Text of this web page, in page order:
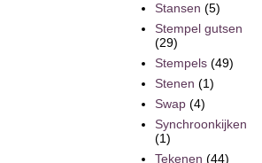
Stansen (5)
Stempel gutsen
(29)
Stempels (49)
Stenen (1)
Swap (4)
Synchroonkijken
(1)
Tekenen (44)